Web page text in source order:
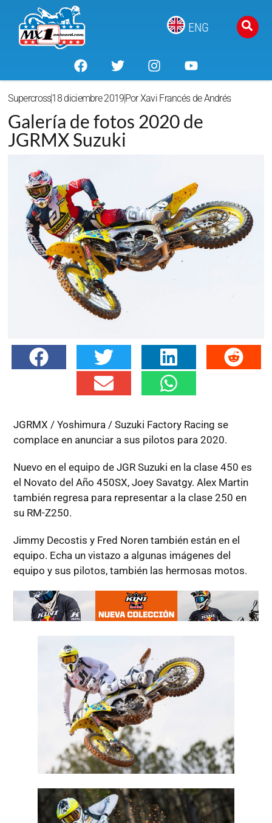
ENG
Supercross18 diciembre 2019 PorXavi Francés de Andrés
Galería de fotos 2020 de
JGRMX Suzuki
JGRMX / Yoshimura / Suzuki Factory Racing se
complace en anunciar a sus pilotos para 2020.
Nuevo en el equipo de JGR Suzuki en la clase 450 es
el Novato del Año 450SX, Joey Savatgy. Alex Martin
también regresa para representar a la clase 250 en
su RM-Z250.
Jimmy Decostis y Fred Noren también están en el
equipo. Echa un vistazo a algunas imágenes del
equipo y sus pilotos, también las hermosas motos.